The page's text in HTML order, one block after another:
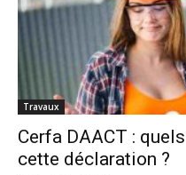
Travaux
Cerfa DAACT :
cette déclaration ?